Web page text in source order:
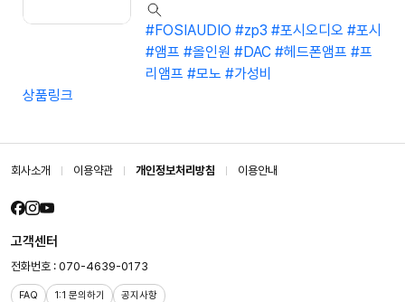
#FOSIAUDIO #zp3 #포시오디오 #포시
#앰프 #올인원 #DAC #헤드폰앰프 #프
리앰프 #모노 #가성비
상품링크
회사소개 이용약관 개인정보처리방침 이용안내
고객센터
전화번호 : 070-4639-0173
FAQ 1:1 문의하기 공지사항